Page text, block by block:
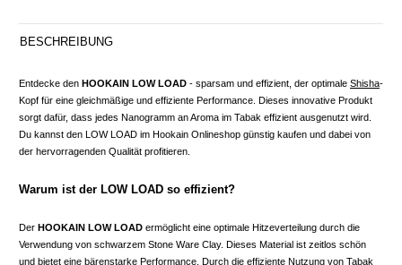
BESCHREIBUNG
Entdecke den HOOKAIN LOW LOAD - sparsam und effizient, der optimale Shisha-
Kopf für eine gleichmäßige und effiziente Performance. Dieses innovative Produkt
sorgt dafür, dass jedes Nanogramm an Aroma im Tabak effizient ausgenutzt wird.
Du kannst den LOW LOAD im Hookain Onlineshop günstig kaufen und dabei von
der hervorragenden Qualität profitieren.
Warum ist der LOW LOAD so effizient?
Der HOOKAIN LOW LOAD ermöglicht eine optimale Hitzeverteilung durch die
Verwendung von schwarzem Stone Ware Clay. Dieses Material ist zeitlos schön
und bietet eine bärenstarke Performance. Durch die effiziente Nutzung von Tabak